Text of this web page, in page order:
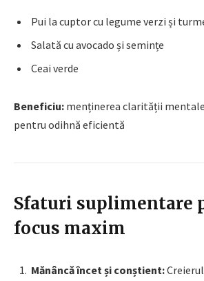
Pui la cuptor cu legume verzi și
Salată cu avocado și semințe
Ceai verde
Beneficiu: menținerea clarității
pentru odihnă eficientă
Sfaturi suplimentare
focus maxim
Mănâncă încet și conștient: